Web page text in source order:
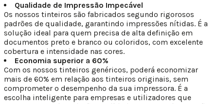
Qualidade de Impressão Impecável
Os nossos tinteiros são fabricados segundo rigorosos
padrões de qualidade, garantindo impressões nítidas. É a
solução ideal para quem precisa de alta definição em
documentos preto e branco ou coloridos, com excelente
cobertura e intensidade nas cores.
Economia superior a 60%
Com os nossos tinteiros genéricos, poderá economizar
mais de 60% em relação aos tinteiros originais, sem
comprometer o desempenho da sua impressora. É a
escolha inteligente para empresas e utilizadores que